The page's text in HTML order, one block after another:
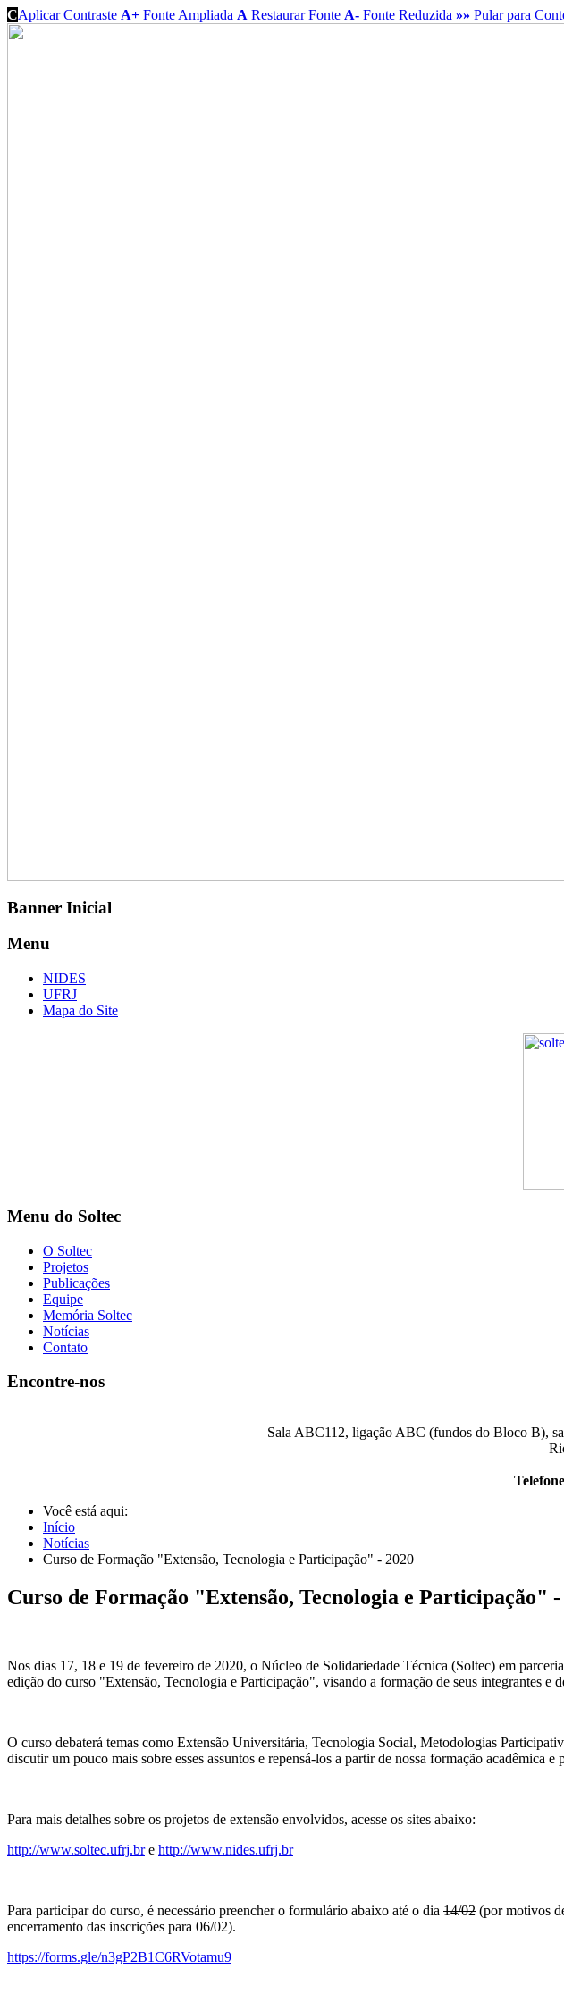
CAplicar Contraste A+ Fonte Ampliada A Restaurar Fonte A- Fonte Reduzida »» Pular para
Banner Inicial
Menu
NIDES
UFRJ
Mapa do Site
Menu do Soltec
O Soltec
Projetos
Publicações
Equipe
Memória Soltec
Notícias
Contato
Encontre-nos
Sala ABC112, ligação ABC (fundos do Bloco B),
Você está aqui:
Início
Notícias
Curso de Formação "Extensão, Tecnologia e Participação" - 2020
Curso de Formação "Extensão, Tecnologia e Participação" -
Nos dias 17, 18 e 19 de fevereiro de 2020, o Núcleo de Solidariedade Técnica (Soltec) em
edição do curso "Extensão, Tecnologia e Participação", visando a formação de seus integrantes e
O curso debaterá temas como Extensão Universitária, Tecnologia Social, Metodologias
discutir um pouco mais sobre esses assuntos e repensá-los a partir de nossa formação acadêmica e
Para mais detalhes sobre os projetos de extensão envolvidos, acesse os sites abaixo:
http://www.soltec.ufrj.bre http://www.nides.ufrj.br
Para participar do curso, é necessário preencher o formulário abaixo até o dia 14/02 (por motivos
encerramento das inscrições para 06/02).
https://forms.gle/n3gP2B1C6RVotamu9